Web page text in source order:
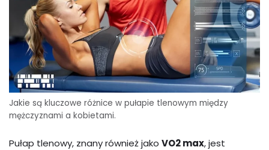
Jakie są kluczowe różnice w pułapie tlenowym między
mężczyznami a kobietami.
Pułap tlenowy, znany również jako VO2 max, jest